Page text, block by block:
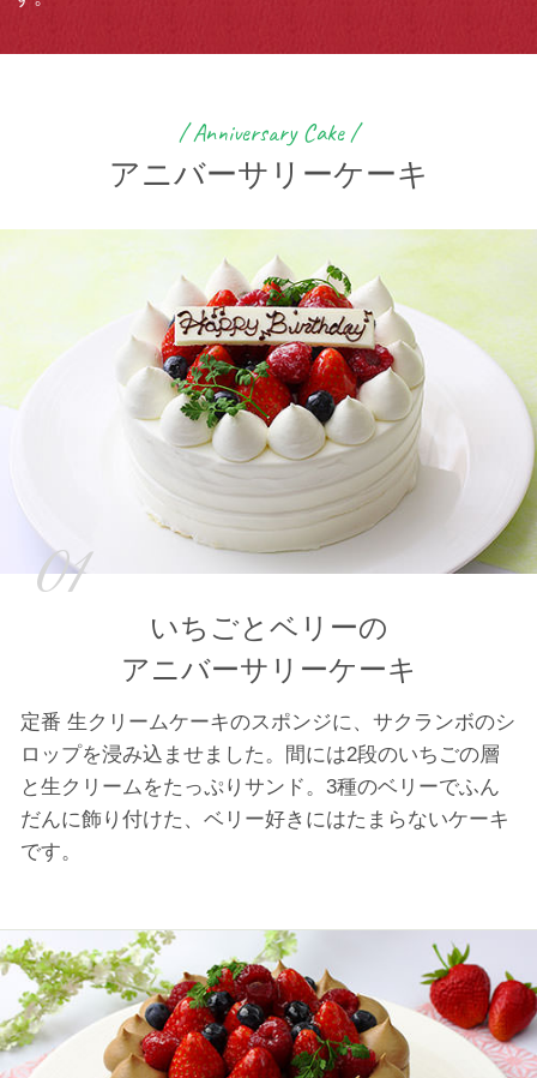
/ Anniversary Cake /
アニバーサリーケーキ
01
いちごとベリーの
アニバーサリーケーキ
定番 生クリームケーキのスポンジに、サクランボのシ
ロップを浸み込ませました。間には2段のいちごの層
と生クリームをたっぷりサンド。3種のベリーでふん
だんに飾り付けた、ベリー好きにはたまらないケーキ
です。